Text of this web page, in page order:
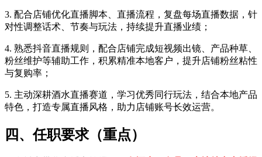
3. 配合店铺优化直播脚本、直播流程，复盘每场直播数据，针
对性调整话术、节奏与玩法，持续提升直播业绩；
4. 熟悉抖音直播规则，配合店铺完成短视频出镜、产品种草、
粉丝维护等辅助工作，积累精准本地客户，提升店铺粉丝粘性
与复购率；
5. 主动深耕酒水直播赛道，学习优秀同行玩法，结合本地产品
特色，打造专属直播风格，助力店铺账号长效运营。
四、任职要求（重点）